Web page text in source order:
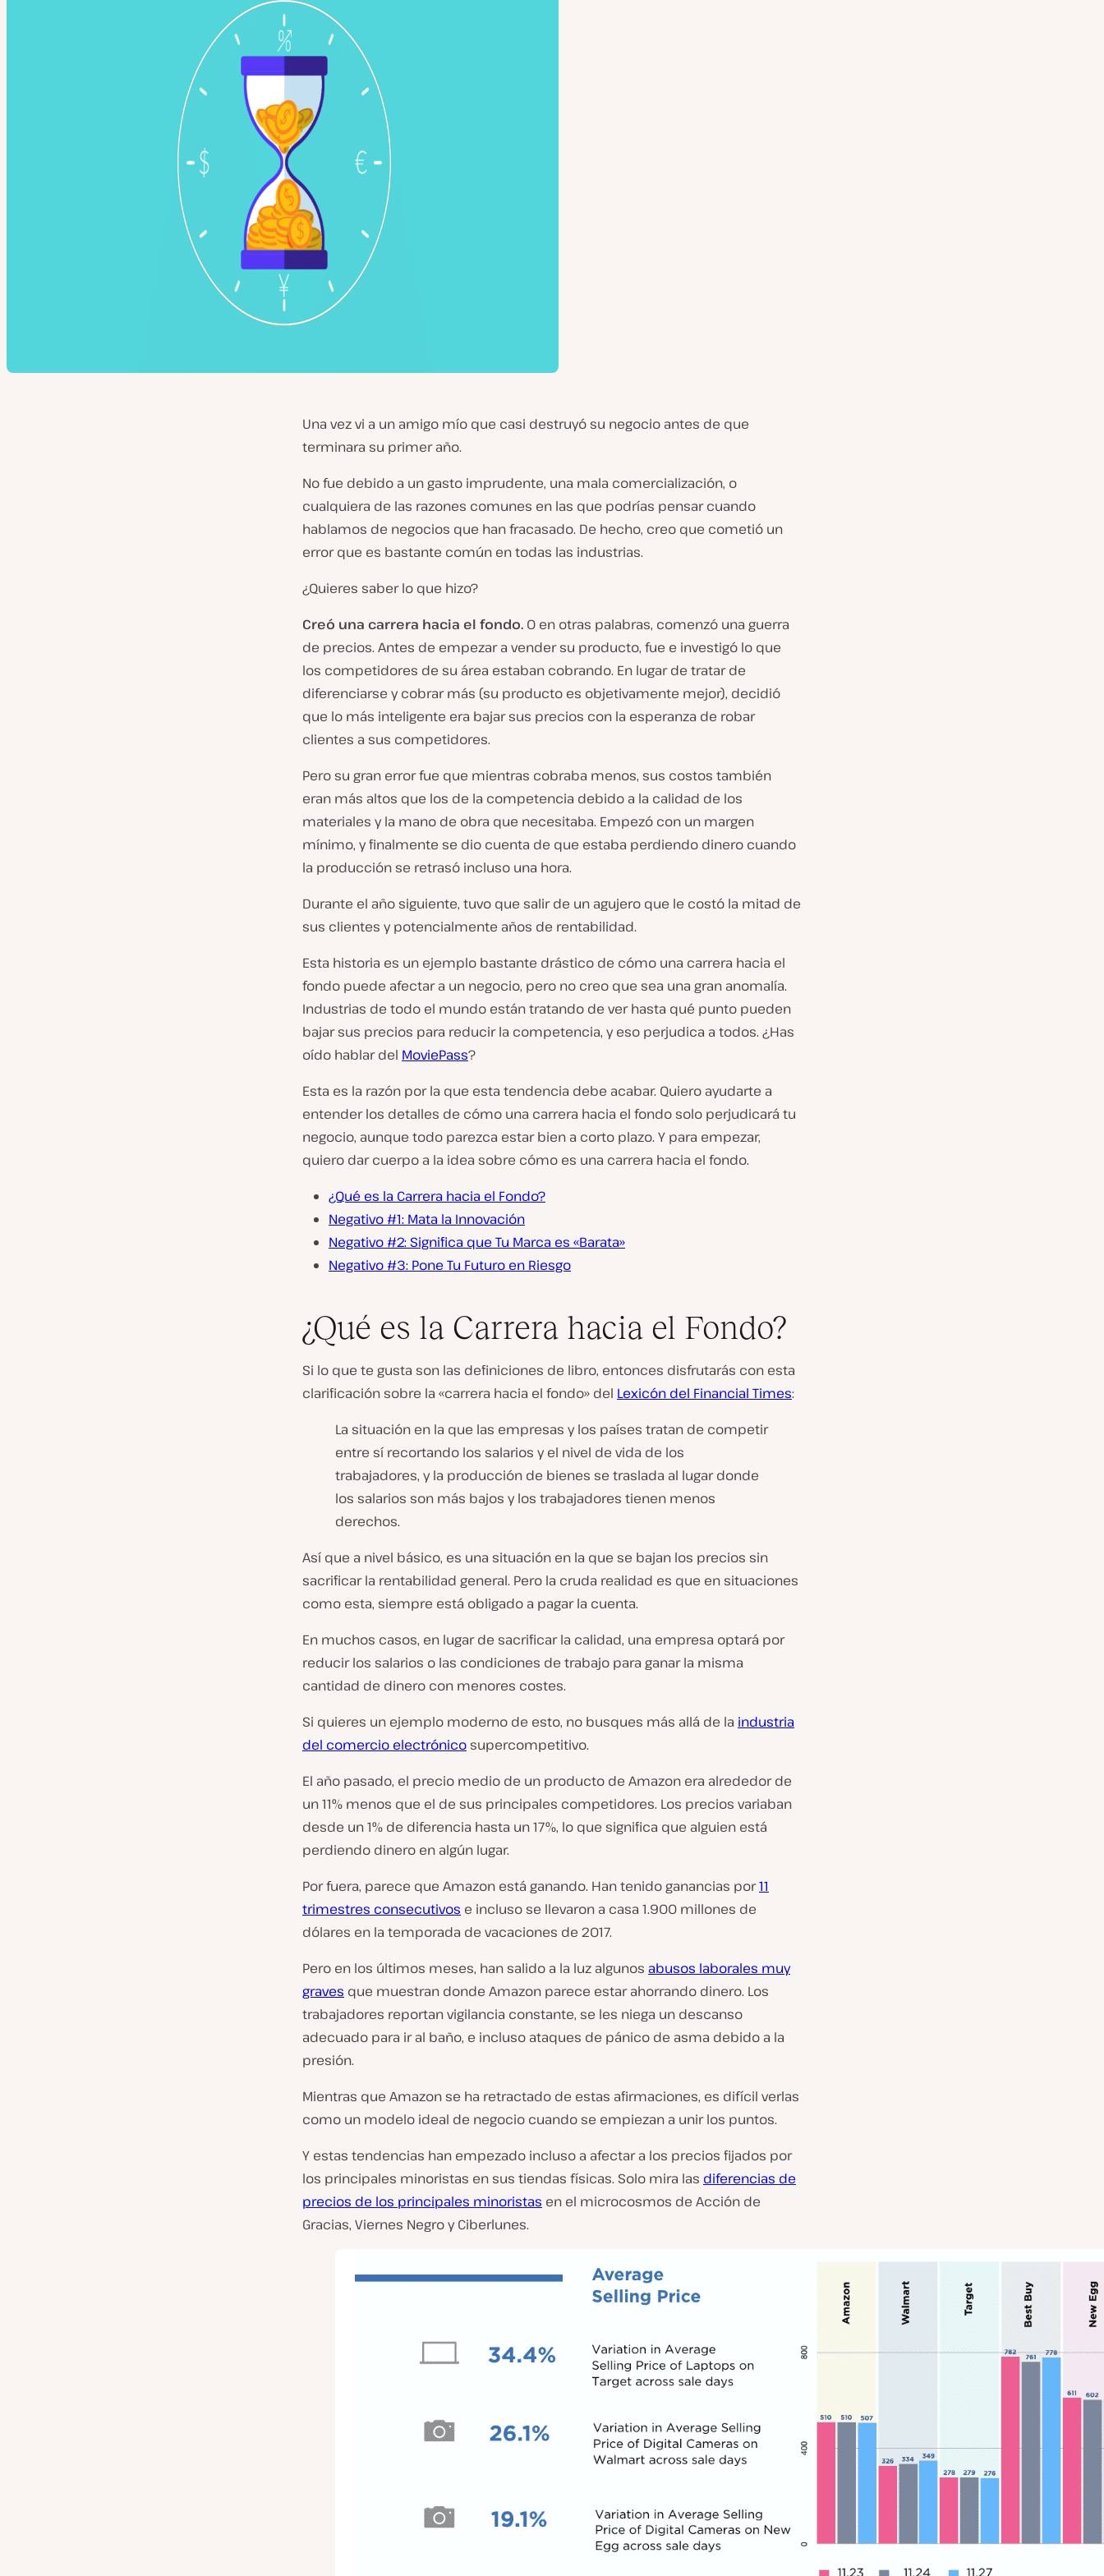
Una vez vi a un amigo mío que casi destruyó su negocio antes de que
terminara su primer año.
No fue debido a un gasto imprudente, una mala comercialización, o
cualquiera de las razones comunes en las que podrías pensar cuando
hablamos de negocios que han fracasado. De hecho, creo que cometió un
error que es bastante común en todas las industrias.
¿Quieres saber lo que hizo?
Creó una carrera hacia el fondo. O en otras palabras, comenzó una guerra
de precios. Antes de empezar a vender su producto, fue e investigó lo que
los competidores de su área estaban cobrando. En lugar de tratar de
diferenciarse y cobrar más (su producto es objetivamente mejor), decidió
que lo más inteligente era bajar sus precios con la esperanza de robar
clientes a sus competidores.
Pero su gran error fue que mientras cobraba menos, sus costos también
eran más altos que los de la competencia debido a la calidad de los
materiales y la mano de obra que necesitaba. Empezó con un margen
mínimo, y finalmente se dio cuenta de que estaba perdiendo dinero cuando
la producción se retrasó incluso una hora.
Durante el año siguiente, tuvo que salir de un agujero que le costó la mitad de
sus clientes y potencialmente años de rentabilidad.
Esta historia es un ejemplo bastante drástico de cómo una carrera hacia el
fondo puede afectar a un negocio, pero no creo que sea una gran anomalía.
Industrias de todo el mundo están tratando de ver hasta qué punto pueden
bajar sus precios para reducir la competencia, y eso perjudica a todos. ¿Has
oído hablar del MoviePass?
Esta es la razón por la que esta tendencia debe acabar. Quiero ayudarte a
entender los detalles de cómo una carrera hacia el fondo solo perjudicará tu
negocio, aunque todo parezca estar bien a corto plazo. Y para empezar,
quiero dar cuerpo a la idea sobre cómo es una carrera hacia el fondo.
¿Qué es la Carrera hacia el Fondo?
Negativo #1: Mata la Innovación
Negativo #2: Significa que Tu Marca es «Barata»
Negativo #3: Pone Tu Futuro en Riesgo
¿Qué es la Carrera hacia el Fondo?
Si lo que te gusta son las definiciones de libro, entonces disfrutarás con esta
clarificación sobre la «carrera hacia el fondo» del Lexicón del Financial Times:
La situación en la que las empresas y los países tratan de competir
entre sí recortando los salarios y el nivel de vida de los
trabajadores, y la producción de bienes se traslada al lugar donde
los salarios son más bajos y los trabajadores tienen menos
derechos.
Así que a nivel básico, es una situación en la que se bajan los precios sin
sacrificar la rentabilidad general. Pero la cruda realidad es que en situaciones
como esta, siempre está obligado a pagar la cuenta.
En muchos casos, en lugar de sacrificar la calidad, una empresa optará por
reducir los salarios o las condiciones de trabajo para ganar la misma
cantidad de dinero con menores costes.
Si quieres un ejemplo moderno de esto, no busques más allá de la industria
del comercio electrónico supercompetitivo.
El año pasado, el precio medio de un producto de Amazon era alrededor de
un 11% menos que el de sus principales competidores. Los precios variaban
desde un 1% de diferencia hasta un 17%, lo que significa que alguien está
perdiendo dinero en algún lugar.
Por fuera, parece que Amazon está ganando. Han tenido ganancias por11
trimestres consecutivos e incluso se llevaron a casa 1.900 millones de
dólares en la temporada de vacaciones de 2017.
Pero en los últimos meses, han salido a la luz algunos abusos laborales muy
graves que muestran donde Amazon parece estar ahorrando dinero. Los
trabajadores reportan vigilancia constante, se les niega un descanso
adecuado para ir al baño, e incluso ataques de pánico de asma debido a la
presión.
Mientras que Amazon se ha retractado de estas afirmaciones, es difícil verlas
como un modelo ideal de negocio cuando se empiezan a unir los puntos.
Y estas tendencias han empezado incluso a afectar a los precios fijados por
los principales minoristas en sus tiendas físicas. Solo mira las diferencias de
precios de los principales minoristas en el microcosmos de Acción de
Gracias, Viernes Negro y Ciberlunes.